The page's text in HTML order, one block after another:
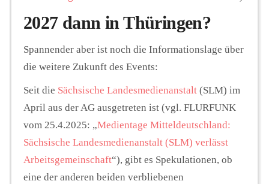
2027 dann in Thüringen?
Spannender aber ist noch die Informationslage über
die weitere Zukunft des Events:
Seit die Sächsische Landesmedienanstalt (SLM) im
April aus der AG ausgetreten ist (vgl. FLURFUNK
vom 25.4.2025: „Medientage Mitteldeutschland:
Sächsische Landesmedienanstalt (SLM) verlässt
Arbeitsgemeinschaft“), gibt es Spekulationen, ob
eine der anderen beiden verbliebenen